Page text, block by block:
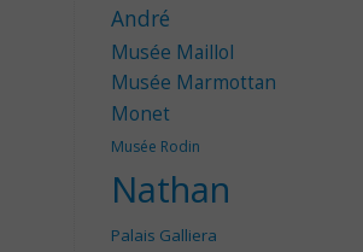
André
Musée Maillol
Musée Marmottan
Monet
Musée Rodin
Nathan
Palais Galliera